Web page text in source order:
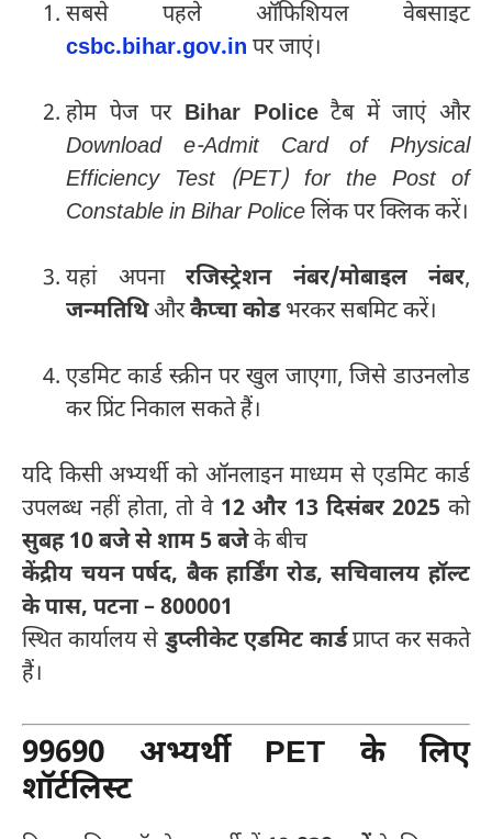
सबसे पहले ऑफिशियल वेबसाइट
csbc.bihar.gov.in पर जाएं।
होम पेज पर Bihar Policeटैब में जाएं और
Download e-Admit Card of Physical
Efficiency Test (PET) for the Post of
Constable in Bihar Policeलिंक पर क्लिक करें।
यहां अपना रजिस्ट्रेशन नंबर/मोबाइल नंबर,
जन्मतिथिऔरकैप्चा कोडभरकर सबमिट करें।
एडमिट कार्ड स्क्रीन पर खुल जाएगा, जिसे डाउनलोड
कर प्रिंट निकाल सकते हैं।
यदि किसी अभ्यर्थी को ऑनलाइन माध्यम से एडमिट कार्ड
उपलब्ध नहीं होता, तो वे 12 और 13 दिसंबर 2025 को
सुबह 10 बजे से शाम 5 बजेके बीच
केंद्रीय चयन पर्षद, बैक हार्डिंग रोड, सचिवालय हॉल्ट
के पास, पटना – 800001
स्थित कार्यालय से डुप्लीकेट एडमिट कार्डप्राप्त कर सकते
हैं।
99690 अभ्यर्थी PET के लिए
शॉर्टलिस्ट